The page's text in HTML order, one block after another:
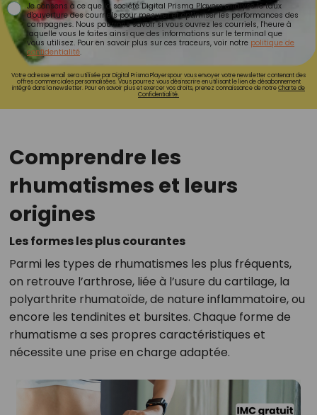
Je consens à ce que la société Digital Prisma Players analyse le taux
d'ouverture des courriels pour mesurer et optimiser les performances des
campagnes. Nous pourrons savoir si vous ouvrez les courriels, l'heure à
laquelle vous le faites ainsi que des informations sur le terminal que
vous utilisez. Pour en savoir plus sur ces traceurs, voir notre politique de
confidentialité.
Votre adresse email sera utilisée par Digital Prisma Playerspour vous envoyer votre newsletter contenant des
offres commerciales personnalisées. Vous pourrez vous désinscrire en utilisant le lien de désabonnement
intégré dans la newsletter. Pour en savoir plus et exercer vos droits, prenez connaissance de notreCharte de
Confidentialité.
Comprendre les
rhumatismes et leurs
origines
Les formes les plus courantes
Parmi les types de rhumatismes les plus fréquents,
on retrouve l’arthrose, liée à l’usure du cartilage, la
polyarthrite rhumatoïde, de nature inflammatoire, ou
encore les tendinites et bursites. Chaque forme de
rhumatisme a ses propres caractéristiques et
nécessite une prise en charge adaptée.